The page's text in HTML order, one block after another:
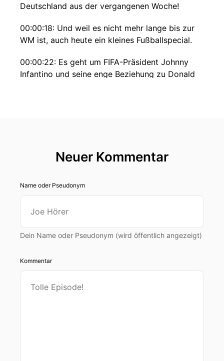
Deutschland aus der vergangenen Woche!
00:00:18: Und weil es nicht mehr lange bis zur
WM ist, auch heute ein kleines Fußballspecial.
00:00:22: Es geht um FIFA-Präsident Johnny
Infantino und seine enge Beziehung zu Donald
00:00:30: über Macht, Milliarden- und die
politischen Konflikte, die die WM-Karriere im
00:00:37: Von der heiklen Iran-Teilnahme bis hin
zu den unstrittenen Vergaben nach Saudi-
Korruptionsexperten Mark Piett und Christoph
00:00:52: Andreas, du hast ja einen Sohn, der
Neuer Kommentar
Name oder Pseudonym
Dein Name oder Pseudonym (wird öffentlich angezeigt)
Kommentar